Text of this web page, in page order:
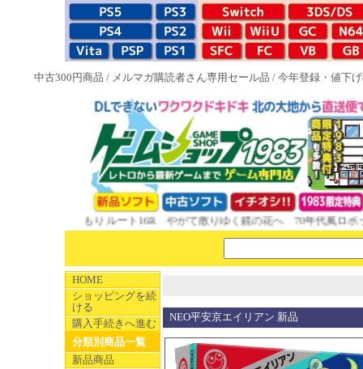
中古300円商品 / メルマガ購読者さん専用セール品 / 今年登録・値下
晦󠄀つきこもり ルート16R やがて散りゆく鏡の花へ 70年代風ロボット
HOME
ショッピングを続
ける
購入手続きへ進む
分類別商品一覧
新品商品
NEO平安京エイリアン 新品